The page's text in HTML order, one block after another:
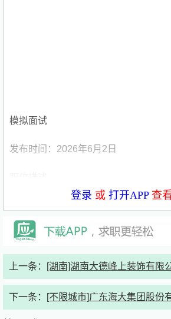
模拟面试
发布时间：2026年6月2日
1.负责公司全盘财务账务独立核算工
套财务会计报表，同步完成报表数据
报表附注整理工作，精准梳理公司经
理层报送财务报表及经营财务汇总报告
供可靠财务数据支撑。 3.负责公司日
登录 或 打开APP查
上一条： [湖南]湖南大德峰上装饰有限
下一条： [不限城市]广东海大集团股份